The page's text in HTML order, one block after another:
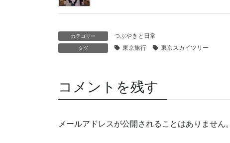
カテゴリー つぶやきと日常
タグ 東京旅行 東京スカイツリー
コメントを残す
メールアドレスが公開されることはありません。